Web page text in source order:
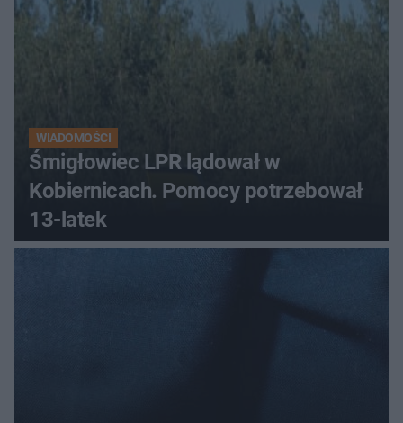
WIADOMOŚCI
Śmigłowiec LPR lądował w
Kobiernicach. Pomocy potrzebował
13-latek